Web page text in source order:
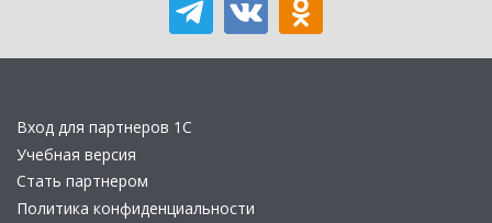
Вход для партнеров 1С
Учебная версия
Стать партнером
Политика конфиденциальности